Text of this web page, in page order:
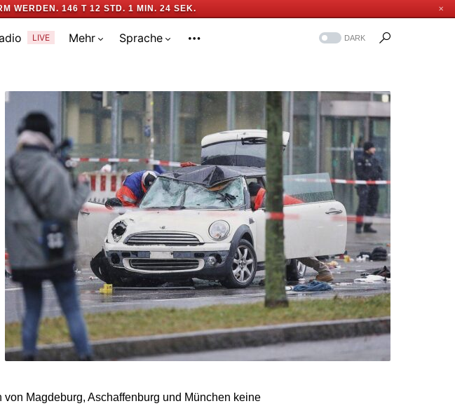
WERDEN. 146 T 12 STD. 1 MIN. 24 SEK. ✕
LIVE Mehr Sprache DARK
Magdeburg, Aschaffenburg und München keine